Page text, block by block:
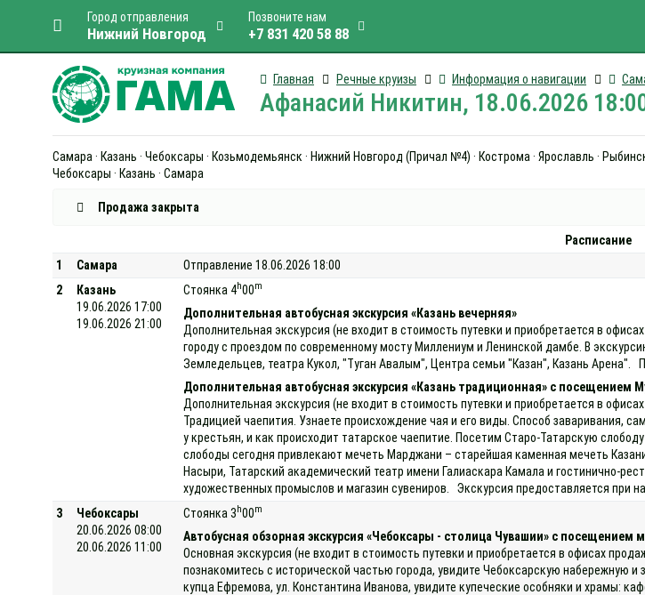
Город отправления
Нижний Новгород
Позвоните нам
+7 831 420 58 88
Главная Речные круизы Информация о навигации
Афанасий Никитин, 18.06.2026
Самара · Казань · Чебоксары · Козьмодемьянск · Нижний Новгород (Причал №4) · Кострома · Ярославль ·
Чебоксары · Казань · Самара
Продажа закрыта
Расписание
1
Самара
Отправление 18.06.2026 18:00
2
Казань
19.06.2026 17:00
19.06.2026 21:00
Стоянка 4h00m
Дополнительная автобусная экскурсия «Казань вечерняя»
Дополнительная экскурсия (не входит в стоимость путевки и приобретается в
городу с проездом по современному мосту Миллениум и Ленинской дамбе. В
Земледельцев, театра Кукол, "Туган Авалым", Центра семьи "Казан", Казань Арена".
Дополнительная автобусная экскурсия «Казань традиционная» с посещением
Дополнительная экскурсия (не входит в стоимость путевки и приобретается в
Традицией чаепития. Узнаете происхождение чая и его виды. Способ заваривания,
у крестьян, и как происходит татарское чаепитие. Посетим Старо-Татарскую
слободы сегодня привлекают мечеть Марджани – старейшая каменная мечеть
Насыри, Татарский академический театр имени Галиаскара Камала и гостинично-
художественных промыслов и магазин сувениров. Экскурсия предоставляется при
3
Чебоксары
20.06.2026 08:00
20.06.2026 11:00
Стоянка 3 h00m
Автобусная обзорная экскурсия «Чебоксары - столица Чувашии» с посещением
Основная экскурсия (не входит в стоимость путевки и приобретается в офисах
познакомитесь с исторической частью города, увидите Чебоксарскую набережную
купца Ефремова, ул. Константина Иванова, увидите купеческие особняки и храмы: